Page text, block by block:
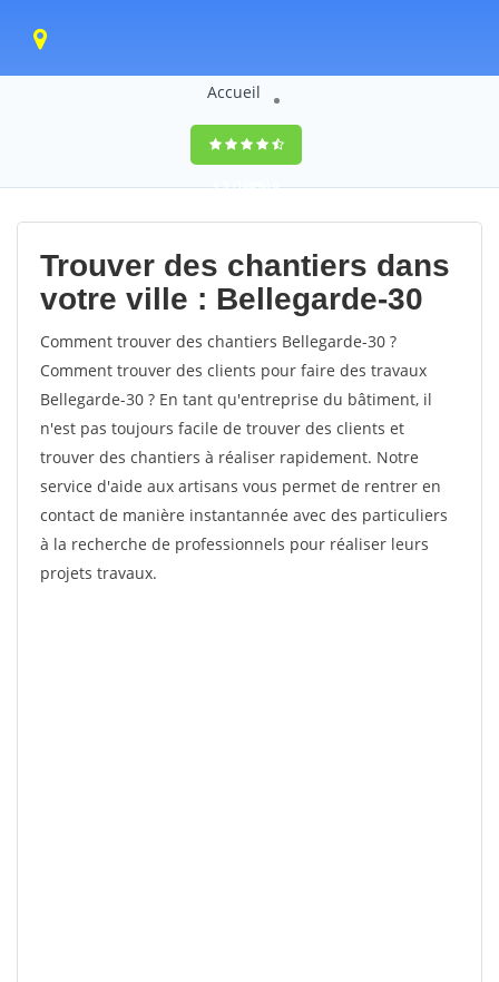
Accueil
9,5(100%)0
votes
Trouver des chantiers dans
votre ville : Bellegarde-30
Comment trouver des chantiers Bellegarde-30 ?
Comment trouver des clients pour faire des travaux
Bellegarde-30 ? En tant qu'entreprise du bâtiment, il
n'est pas toujours facile de trouver des clients et
trouver des chantiers à réaliser rapidement. Notre
service d'aide aux artisans vous permet de rentrer en
contact de manière instantannée avec des particuliers
à la recherche de professionnels pour réaliser leurs
projets travaux.